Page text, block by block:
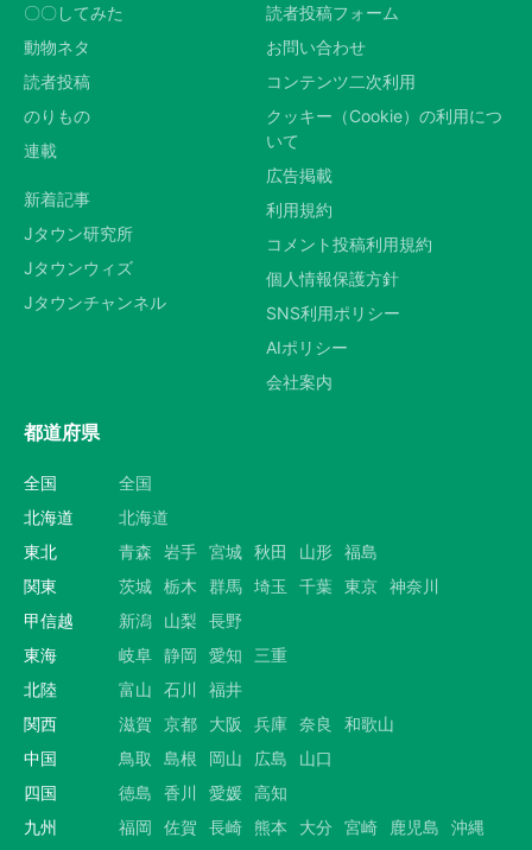
〇〇してみた
動物ネタ
読者投稿
のりもの
連載
新着記事
Jタウン研究所
Jタウンウィズ
Jタウンチャンネル
読者投稿フォーム
お問い合わせ
コンテンツ二次利用
クッキー（Cookie）の利用につ
いて
広告掲載
利用規約
コメント投稿利用規約
個人情報保護方針
SNS利用ポリシー
AIポリシー
会社案内
都道府県
全国
全国
北海道
北海道
東北
青森 岩手 宮城 秋田 山形 福島
関東
茨城 栃木 群馬 埼玉 千葉 東京 神奈川
甲信越
新潟 山梨
長野
東海
岐阜 静岡 愛知
三重
北陸
富山 石川
福井
関西
滋賀 京都 大阪 兵庫 奈良
和歌山
中国
鳥取 島根 岡山 広島
山口
四国
徳島 香川 愛媛 高知
九州
福岡 佐賀 長崎 熊本 大分 宮崎 鹿児島 沖縄